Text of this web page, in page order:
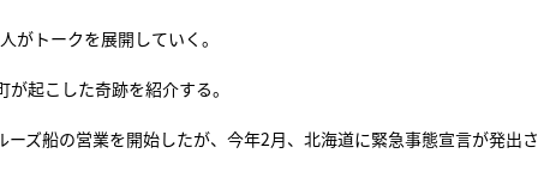
がトークを展開していく。
起こした奇跡を紹介する。
ズ船の営業を開始したが、今年2月、北海道に緊急事態宣言が発出